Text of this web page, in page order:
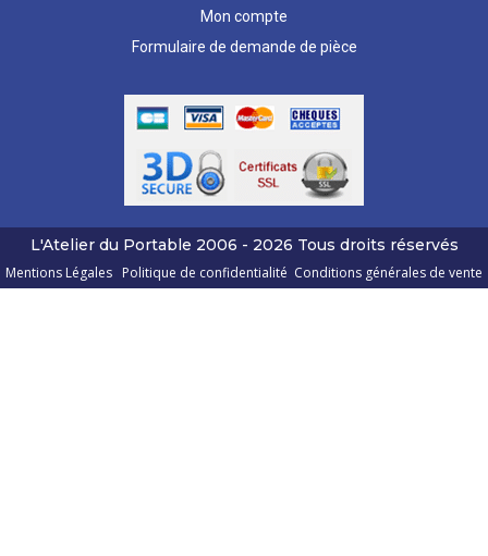
Mon compte
Formulaire de demande de pièce
L'Atelier du Portable 2006 - 2026 Tous droits réservés
Mentions Légales Politique de confidentialité Conditions générales de vente